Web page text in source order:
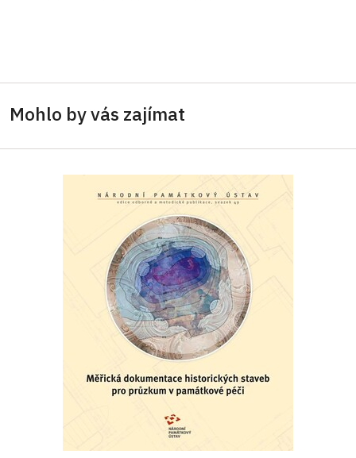
Mohlo by vás zajímat